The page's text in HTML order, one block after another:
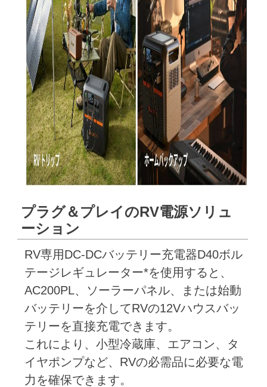
プラグ＆プレイのRV電源ソリュ
ーション
RV専用DC-DCバッテリー充電器D40ボル
テージレギュレーター*を使用すると、
AC200PL、ソーラーパネル、または始動
バッテリーを介してRVの12Vハウスバッ
テリーを直接充電できます。
これにより、小型冷蔵庫、エアコン、タ
イヤポンプなど、RVの必需品に必要な電
力を確保できます。